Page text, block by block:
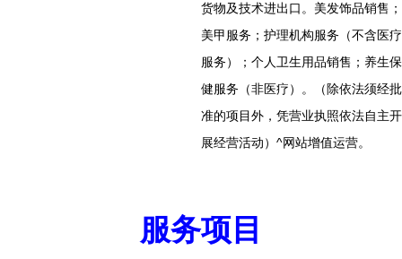
货物及技术进出口。美发饰品销售；
美甲服务；护理机构服务（不含医疗
服务）；个人卫生用品销售；养生保
健服务（非医疗）。（除依法须经批
准的项目外，凭营业执照依法自主开
展经营活动）^网站增值运营。
服务项目